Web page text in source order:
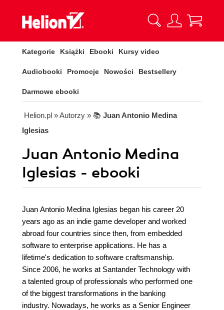
Kategorie Książki Ebooki Kursy video
Audiobooki Promocje Nowości Bestsellery
Darmowe ebooki
Helion.pl » Autorzy » 📚 Juan Antonio Medina
Iglesias
Juan Antonio Medina
Iglesias - ebooki
Juan Antonio Medina Iglesias began his career 20
years ago as an indie game developer and worked
abroad four countries since then, from embedded
software to enterprise applications. He has a
lifetime's dedication to software craftsmanship.
Since 2006, he works at Santander Technology with
a talented group of professionals who performed one
of the biggest transformations in the banking
industry. Nowadays, he works as a Senior Engineer